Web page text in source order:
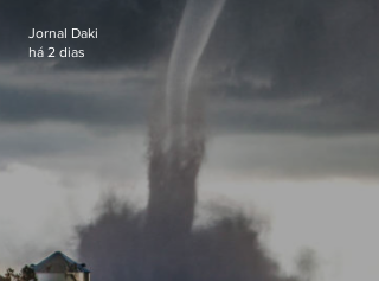
Jornal Daki
há 2 dias